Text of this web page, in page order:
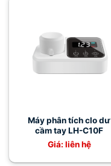
Máy phân tích clo dư
cầm tay LH-C10F
Giá: liên hệ